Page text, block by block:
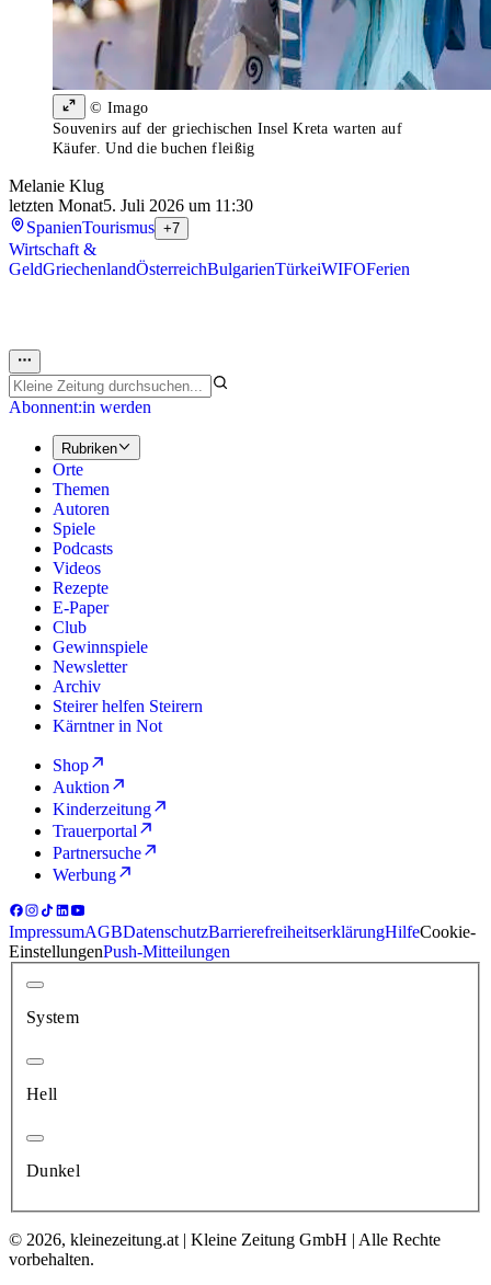
© Imago
Souvenirs auf der griechischen Insel Kreta warten auf
Käufer. Und die buchen fleißig
Melanie Klug
letzten Monat5. Juli 2026 um 11:30
SpanienTourismus +7
Wirtschaft &
GeldGriechenlandÖsterreichBulgarienTürkeiWIFOFerien
Abonnent:in werden
Rubriken
Orte
Themen
Autoren
Spiele
Podcasts
Videos
Rezepte
E-Paper
Club
Gewinnspiele
Newsletter
Archiv
Steirer helfen Steirern
Kärntner in Not
Shop
Auktion
Kinderzeitung
Trauerportal
Partnersuche
Werbung
ImpressumAGBDatenschutzBarrierefreiheitserklärungHilfeCookie-
EinstellungenPush-Mitteilungen
System
Hell
Dunkel
© 2026, kleinezeitung.at | Kleine Zeitung GmbH | Alle Rechte
vorbehalten.